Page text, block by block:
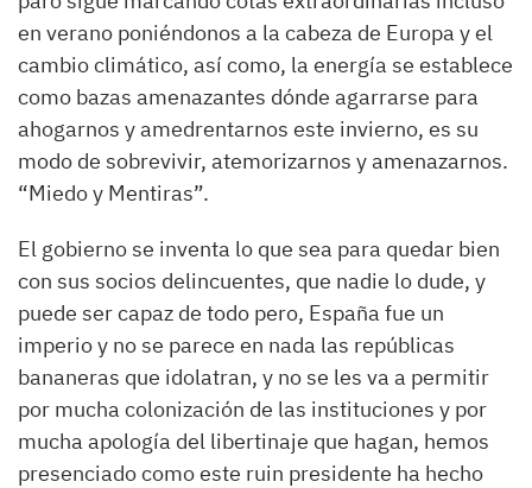
en verano poniéndonos a la cabeza de Europa y el
cambio climático, así como, la energía se establece
como bazas amenazantes dónde agarrarse para
ahogarnos y amedrentarnos este invierno, es su
modo de sobrevivir, atemorizarnos y amenazarnos.
“Miedo y Mentiras”.
El gobierno se inventa lo que sea para quedar bien
con sus socios delincuentes, que nadie lo dude, y
puede ser capaz de todo pero, España fue un
imperio y no se parece en nada las repúblicas
bananeras que idolatran, y no se les va a permitir
por mucha colonización de las instituciones y por
mucha apología del libertinaje que hagan, hemos
presenciado como este ruin presidente ha hecho